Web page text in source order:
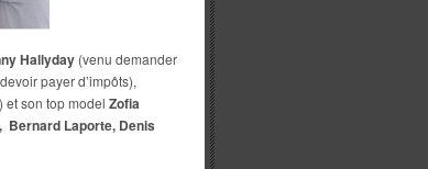
Hallyday (venu demander
payer d’impôts),
et son top model Zofia
Bernard Laporte, Denis